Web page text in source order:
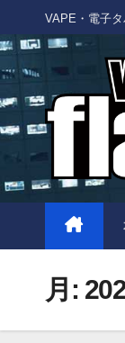
to
content
VAPE・電子
月: